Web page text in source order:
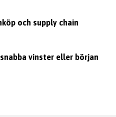
och supply chain
vinster eller början